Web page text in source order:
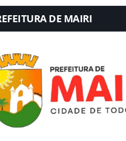
DE MAIRI